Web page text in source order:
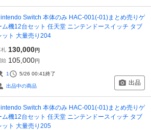
Switch 本体のみ HAC-001(-01)まとめ売りゲ
ム機12台セット 任天堂 ニンテンドースイッチ タブ
ット 大量売り204
札 130,000円
始 105,000円
1 5/26 00:41終了
出品中の商品 出品
Switch 本体のみ HAC-001(-01)まとめ売りゲ
ム機12台セット 任天堂 ニンテンドースイッチ タブ
ット 大量売り205